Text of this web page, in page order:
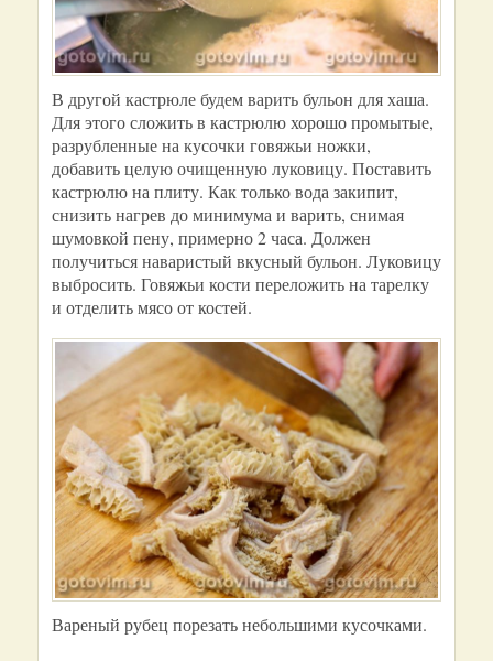
В другой кастрюле будем варить бульон для хаша.
Для этого сложить в кастрюлю хорошо промытые,
разрубленные на кусочки говяжьи ножки,
добавить целую очищенную луковицу. Поставить
кастрюлю на плиту. Как только вода закипит,
снизить нагрев до минимума и варить, снимая
шумовкой пену, примерно 2 часа. Должен
получиться наваристый вкусный бульон. Луковицу
выбросить. Говяжьи кости переложить на тарелку
и отделить мясо от костей.
Вареный рубец порезать небольшими кусочками.